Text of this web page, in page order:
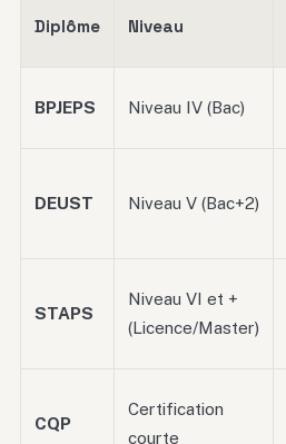
Diplôme Niveau
BPJEPS Niveau IV (Bac)
DEUST Niveau V (Bac+2)
STAPS
Niveau VI et +
(Licence/Master)
CQP
Certification
courte